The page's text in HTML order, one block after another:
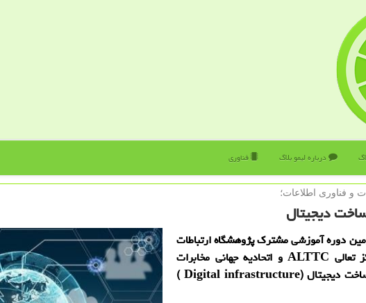
درباره لیمو بلاگ فناوری
و فناوری اطلاعات؛
دیجیتال
دوره آموزشی مشترك پژوهشگاه ارتباطات
و فناوری اطلاعات، مركز تعالی ALTTC و اتحادیه جهانی مخابرات
( ITU ) با عنوان زیرساخت دیجیتال (Digital infrastructure )